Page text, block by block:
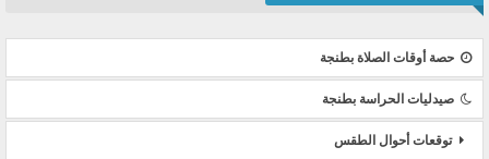
حصة أوقات الصلاة بطنجة
صيدليات الحراسة بطنجة
توقعات أحوال الطقس